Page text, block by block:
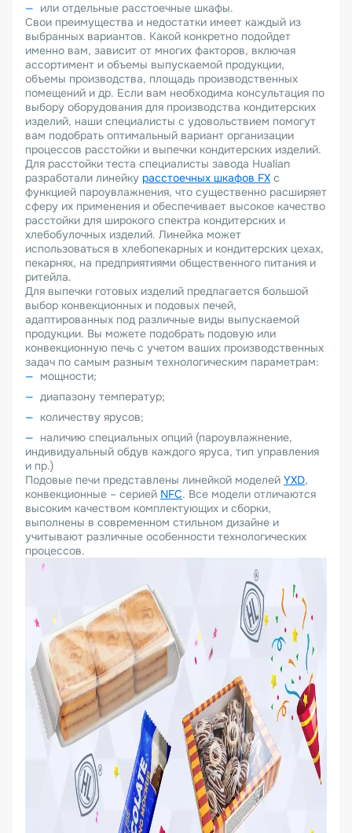
или отдельные расстоечные шкафы.
Свои преимущества и недостатки имеет каждый из
выбранных вариантов. Какой конкретно подойдет
именно вам, зависит от многих факторов, включая
ассортимент и объемы выпускаемой продукции,
объемы производства, площадь производственных
помещений и др. Если вам необходима консультация по
выбору оборудования для производства кондитерских
изделий, наши специалисты с удовольствием помогут
вам подобрать оптимальный вариант организации
процессов расстойки и выпечки кондитерских изделий.
Для расстойки теста специалисты завода Hualian
разработали линейку расстоечных шкафов FX с
функцией пароувлажнения, что существенно расширяет
сферу их применения и обеспечивает высокое качество
расстойки для широкого спектра кондитерских и
хлебобулочных изделий. Линейка может
использоваться в хлебопекарных и кондитерских цехах,
пекарнях, на предприятиями общественного питания и
ритейла.
Для выпечки готовых изделий предлагается большой
выбор конвекционных и подовых печей,
адаптированных под различные виды выпускаемой
продукции. Вы можете подобрать подовую или
конвекционную печь с учетом ваших производственных
задач по самым разным технологическим параметрам:
мощности;
диапазону температур;
количеству ярусов;
наличию специальных опций (пароувлажнение,
индивидуальный обдув каждого яруса, тип управления
и пр.)
Подовые печи представлены линейкой моделей YXD,
конвекционные – серией NFC. Все модели отличаются
высоким качеством комплектующих и сборки,
выполнены в современном стильном дизайне и
учитывают различные особенности технологических
процессов.